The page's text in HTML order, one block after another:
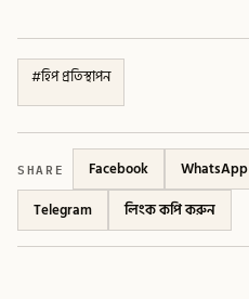
#হিপ প্রতিস্থাপন
SHARE Facebook WhatsApp
Telegram
লিংক কপি করুন